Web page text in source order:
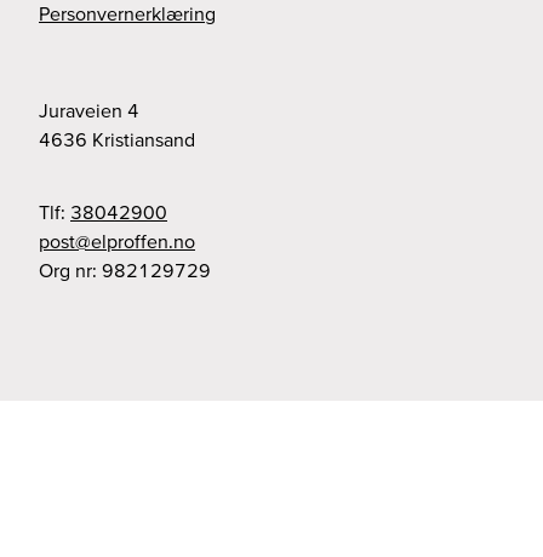
Juraveien 4
4636 Kristiansand
Tlf: 38042900
on.nefforple@tsop
Org nr: 982129729
Personvernerklæring